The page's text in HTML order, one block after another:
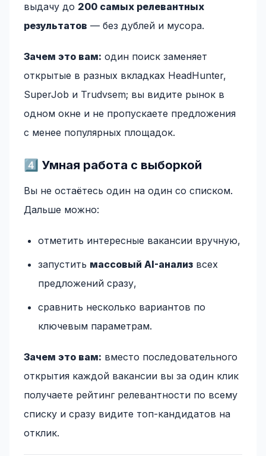
выдачу до 200 самых релевантных
результатов — без дублей и мусора.
Зачем это вам: один поиск заменяет
открытые в разных вкладках HeadHunter,
SuperJob и Trudvsem; вы видите рынок в
одном окне и не пропускаете предложения
с менее популярных площадок.
4️⃣ Умная работа с выборкой
Вы не остаётесь один на один со списком.
Дальше можно:
отметить интересные вакансии вручную,
запустить массовый AI-анализ всех
предложений сразу,
сравнить несколько вариантов по
ключевым параметрам.
Зачем это вам: вместо последовательного
открытия каждой вакансии вы за один клик
получаете рейтинг релевантности по всему
списку и сразу видите топ-кандидатов на
отклик.